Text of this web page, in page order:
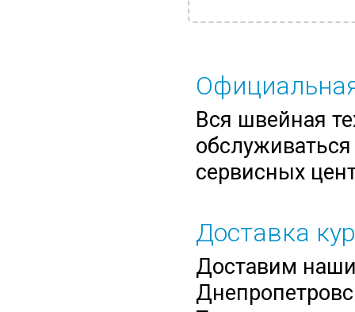
Вся швейная
сервисных
Доставка
Доставим